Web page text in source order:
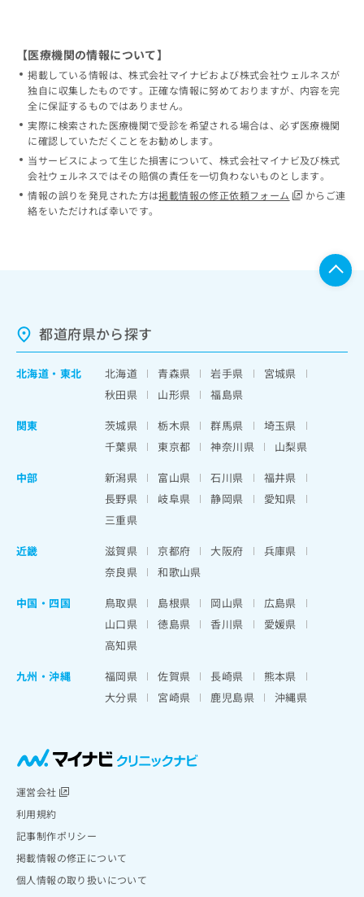
【医療機関の情報について】
掲載している情報は、株式会社マイナビおよび株式会社ウェルネスが
独自に収集したものです。正確な情報に努めておりますが、内容を完
全に保証するものではありません。
実際に検索された医療機関で受診を希望される場合は、必ず医療機関
に確認していただくことをお勧めします。
当サービスによって生じた損害について、株式会社マイナビ及び株式
会社ウェルネスではその賠償の責任を一切負わないものとします。
情報の誤りを発見された方は掲載情報の修正依頼フォーム
からご連
絡をいただければ幸いです。
都道府県から探す
北海道 ・ 東北 北海道 青森県 岩手県
宮城県
秋田県
山形県
福島県
関東
茨城県 栃木県 群馬県
埼玉県
千葉県
東京都 神奈川県
山梨県
中部
新潟県 富山県 石川県
福井県
長野県
岐阜県 静岡県
愛知県
三重県
近畿
滋賀県 京都府 大阪府
兵庫県
奈良県
和歌山県
中国・四国
鳥取県 島根県 岡山県
広島県
山口県
徳島県 香川県
愛媛県
高知県
九州・沖縄
福岡県 佐賀県 長崎県
熊本県
大分県
宮崎県 鹿児島県 沖縄県
運営会社
利用規約
記事制作ポリシー
掲載情報の修正について
個人情報の取り扱いについて